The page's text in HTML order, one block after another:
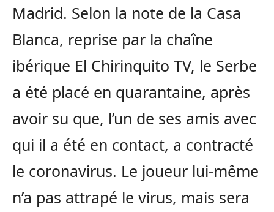
Madrid. Selon la note de la Casa
Blanca, reprise par la chaîne
ibérique El Chirinquito TV, le Serbe
a été placé en quarantaine, après
avoir su que, l’un de ses amis avec
qui il a été en contact, a contracté
le coronavirus. Le joueur lui-même
n’a pas attrapé le virus, mais sera